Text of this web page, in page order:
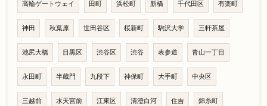
高輪ゲートウェイ 田町 浜松町 新橋 千代田区 有楽町
神田 秋葉原 世田谷区 桜新町 駒沢大学 三軒茶屋
池尻大橋 目黒区 渋谷区 渋谷 表参道 青山一丁目
永田町 半蔵門 九段下 神保町 大手町 中央区
三越前 水天宮前 江東区 清澄白河 住吉 錦糸町